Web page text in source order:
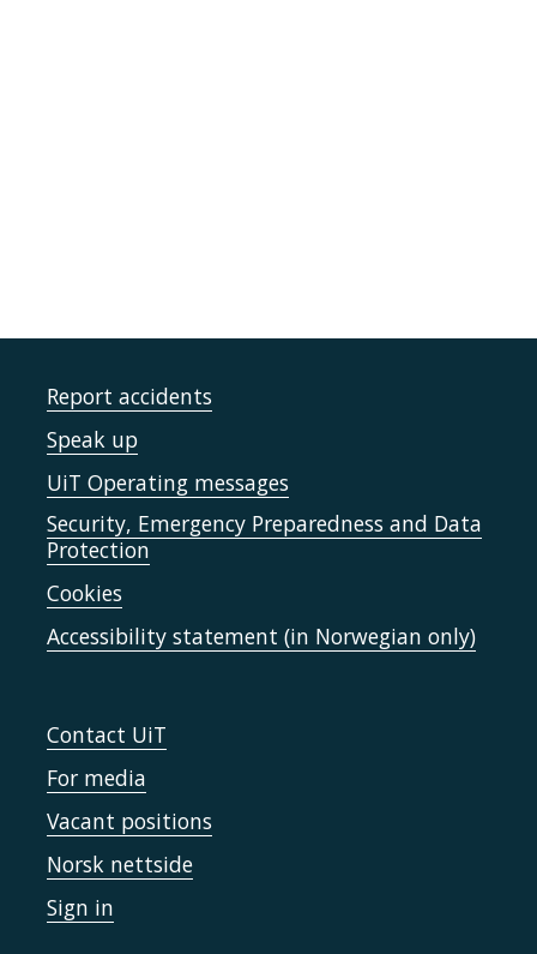
Report accidents
Speak up
UiT Operating messages
Security, Emergency Preparedness and Data
Protection
Cookies
Accessibility statement (in Norwegian only)
Contact UiT
For media
Vacant positions
Norsk nettside
Sign in